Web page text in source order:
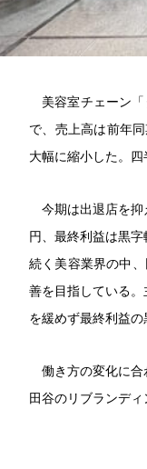
美容室チェーン
で、売上高は前年
大幅に縮小した。四
今期は出退店を
円、最終利益は黒
続く美容業界の中
善を目指している
を緩めず最終利益の
働き方の変化に合
田谷のリブランディ